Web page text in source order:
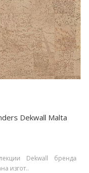
Dekwall Malta
Dekwall бренда
изгот..